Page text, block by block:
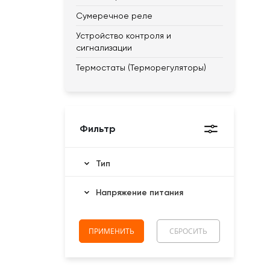
Сумеречное реле
Устройство контроля и
сигнализации
Термостаты (Терморегуляторы)
Фильтр
Тип
Напряжение питания